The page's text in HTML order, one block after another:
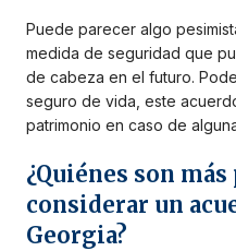
Puede parecer algo
medida de seguridad que
de cabeza en el futuro.
seguro de vida, este
patrimonio en caso de
¿Quiénes son
considerar un
Georgia?